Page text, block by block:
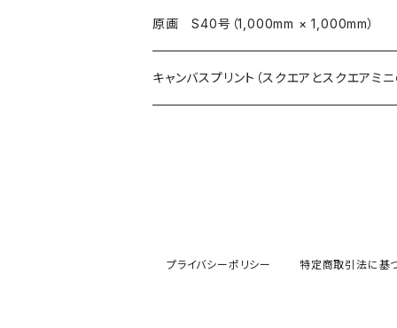
原画 S40号（1,000mm × 1,000mm）
キャンバスプリント（スクエアとスクエアミ
プライバシーポリシー 特定商取引法に基